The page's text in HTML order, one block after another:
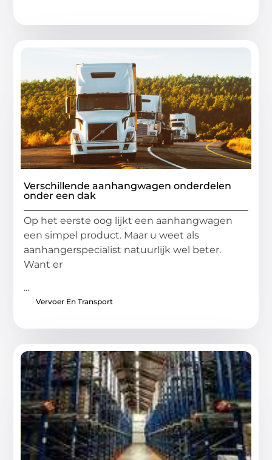
Verschillende aanhangwagen onderdelen
onder een dak
Op het eerste oog lijkt een aanhangwagen
een simpel product. Maar u weet als
aanhangerspecialist natuurlijk wel beter.
Want er
...
Vervoer En Transport